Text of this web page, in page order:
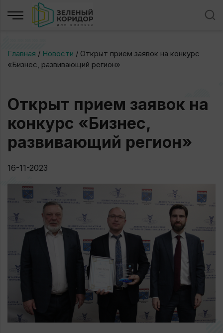
Главная / Новости / Открыт прием заявок на конкурс
«Бизнес, развивающий регион»
Открыт прием заявок на
конкурс «Бизнес,
развивающий регион»
16-11-2023